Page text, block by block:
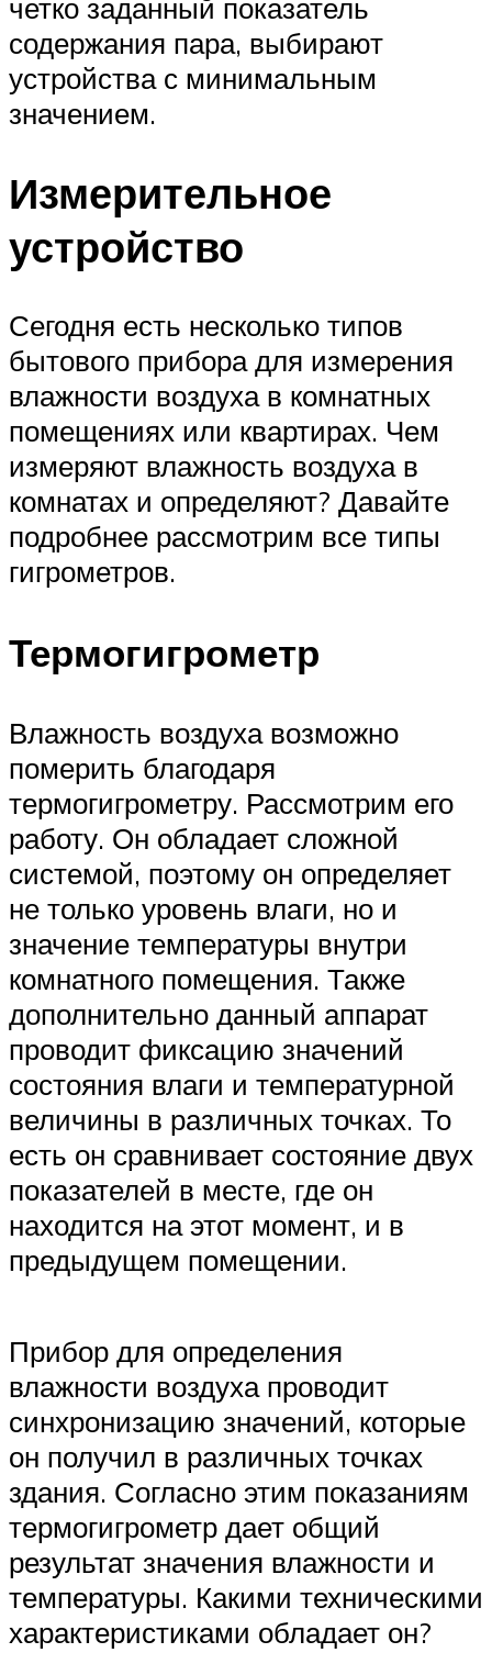
четко заданный показатель
содержания пара, выбирают
устройства с минимальным
значением.
Измерительное
устройство
Сегодня есть несколько типов
бытового прибора для измерения
влажности воздуха в комнатных
помещениях или квартирах. Чем
измеряют влажность воздуха в
комнатах и определяют? Давайте
подробнее рассмотрим все типы
гигрометров.
Термогигрометр
Влажность воздуха возможно
померить благодаря
термогигрометру. Рассмотрим его
работу. Он обладает сложной
системой, поэтому он определяет
не только уровень влаги, но и
значение температуры внутри
комнатного помещения. Также
дополнительно данный аппарат
проводит фиксацию значений
состояния влаги и температурной
величины в различных точках. То
есть он сравнивает состояние двух
показателей в месте, где он
находится на этот момент, и в
предыдущем помещении.
Прибор для определения
влажности воздуха проводит
синхронизацию значений, которые
он получил в различных точках
здания. Согласно этим показаниям
термогигрометр дает общий
результат значения влажности и
температуры. Какими техническими
характеристиками обладает он?